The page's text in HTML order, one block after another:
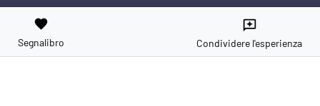
favorite
Segnalibro
reviews
Condividere l'esperienza